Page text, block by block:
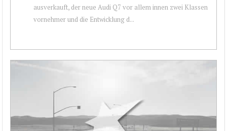
ausverkauft, der neue Audi Q7 vor allem innen zwei Klassen
vornehmer und die Entwicklung d...